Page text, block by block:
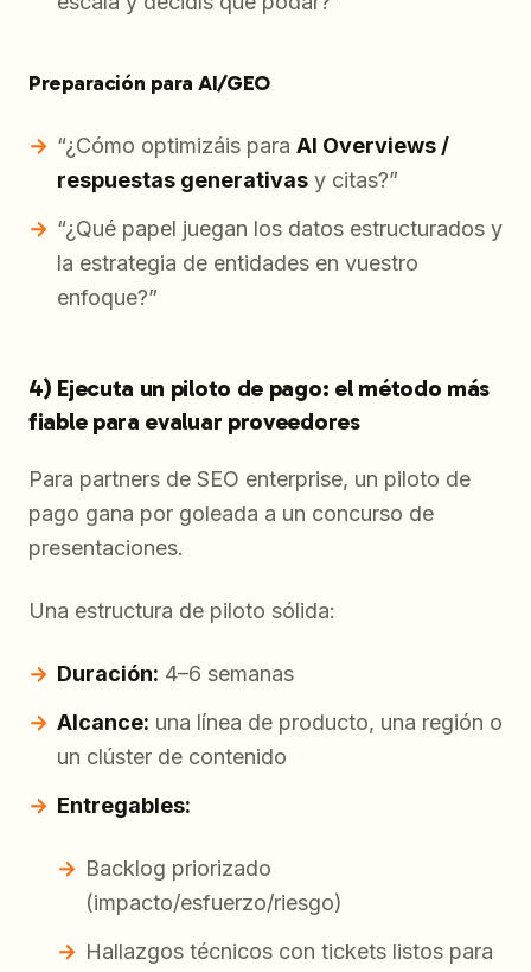
Preparación para AI/GEO
“¿Cómo optimizáis para AI Overviews /
respuestas generativas y citas?”
“¿Qué papel juegan los datos estructurados y
la estrategia de entidades en vuestro
enfoque?”
4) Ejecuta un piloto de pago: el método más
fiable para evaluar proveedores
Para partners de SEO enterprise, un piloto de
pago gana por goleada a un concurso de
presentaciones.
Una estructura de piloto sólida:
Duración: 4–6 semanas
Alcance: una línea de producto, una región o
un clúster de contenido
Entregables:
Backlog priorizado
(impacto/esfuerzo/riesgo)
Hallazgos técnicos con tickets listos para